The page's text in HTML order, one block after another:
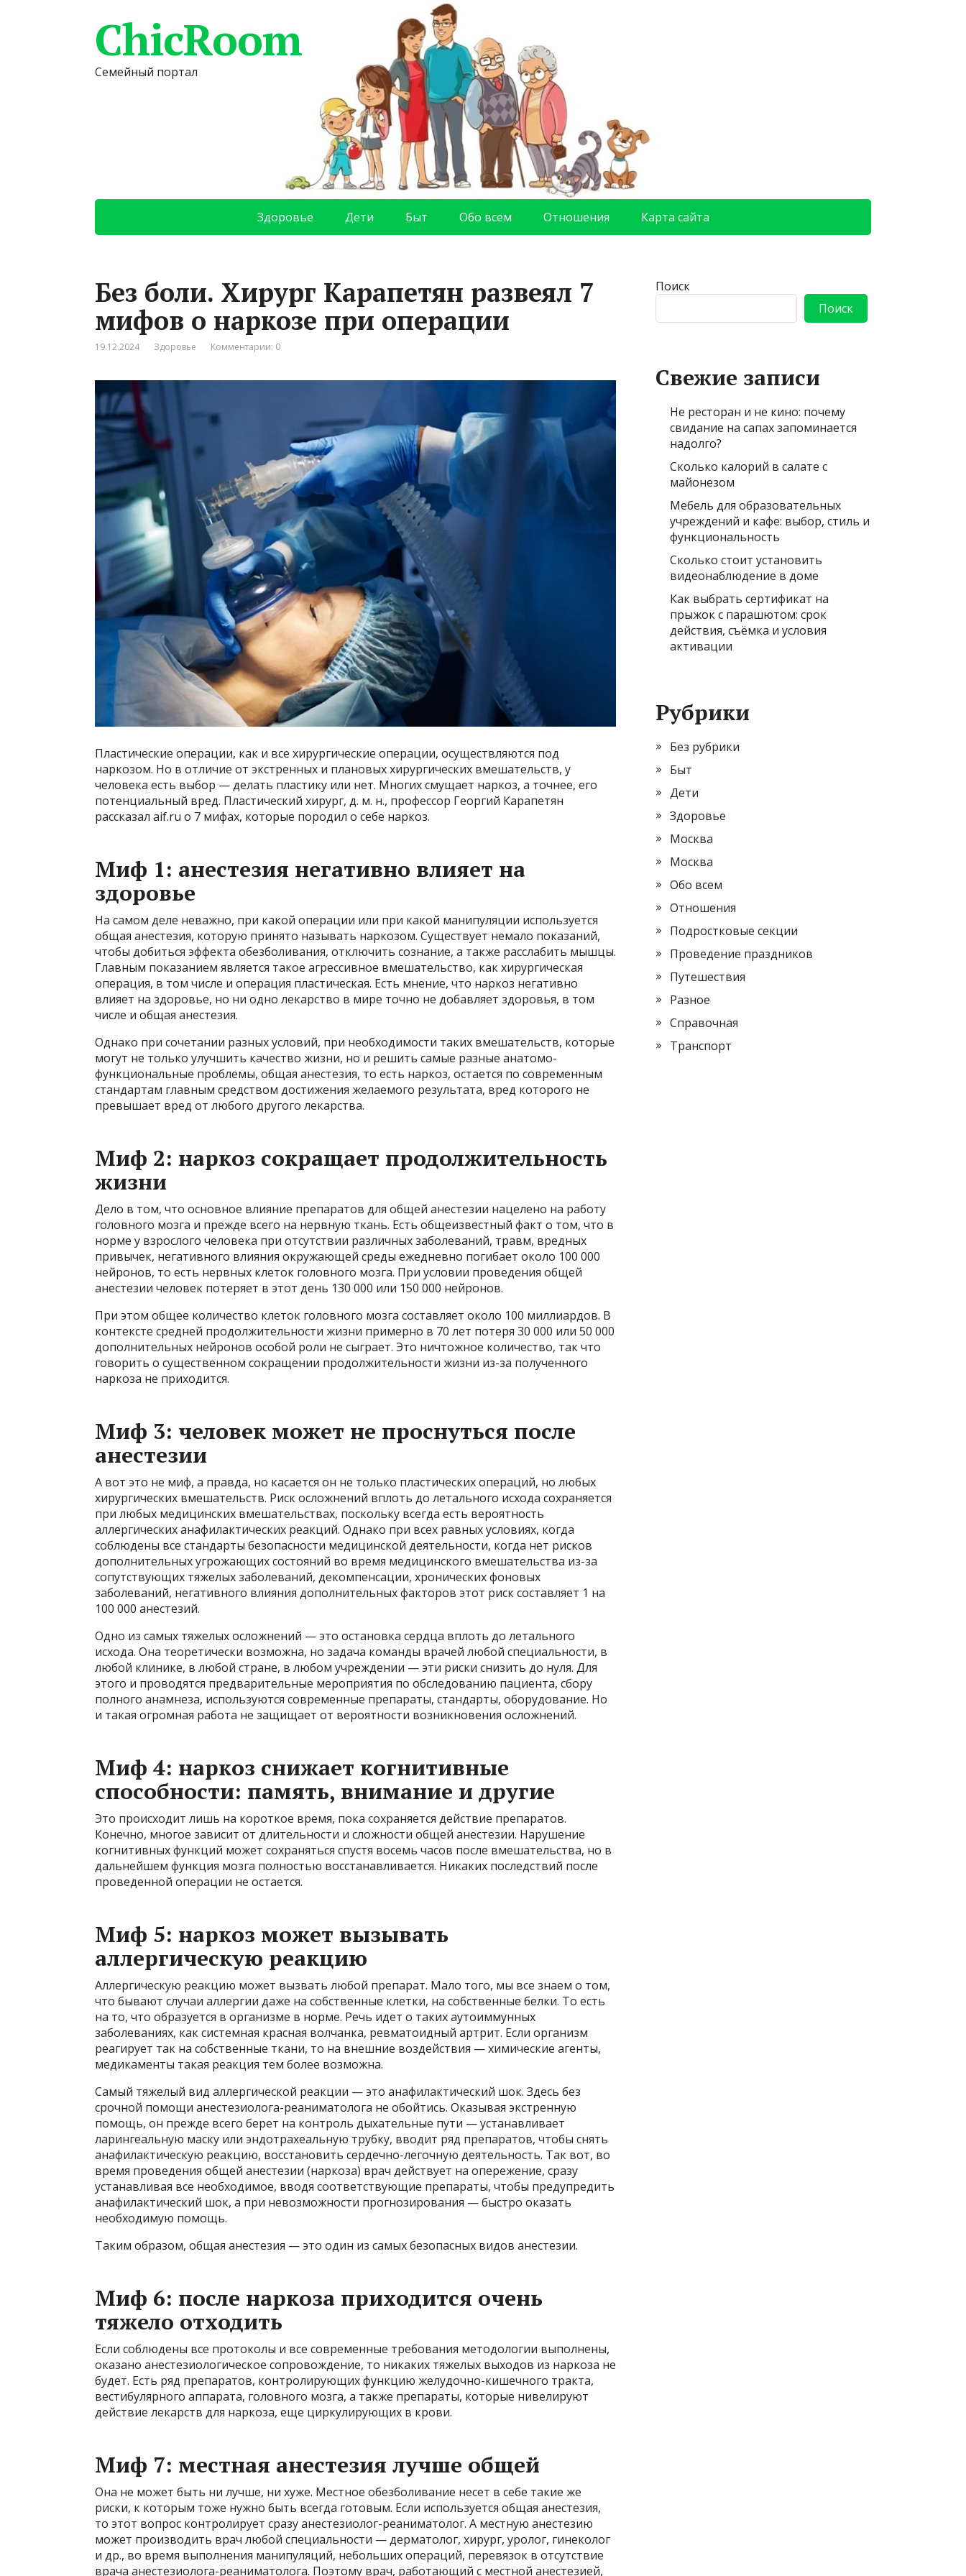
ChicRoom
Семейный портал
Здоровье Дети Быт Обо всем Отношения Карта сайта
Без боли. Хирург Карапетян развеял 7
мифов о наркозе при операции
19.12.2024 Здоровье Комментарии: 0
Пластические операции, как и все хирургические операции, осуществляются под
наркозом. Но в отличие от экстренных и плановых хирургических вмешательств, у
человека есть выбор — делать пластику или нет. Многих смущает наркоз, а точнее, его
потенциальный вред. Пластический хирург, д. м. н., профессор Георгий Карапетян
рассказал aif.ru о 7 мифах, которые породил о себе наркоз.
Миф 1: анестезия негативно влияет на
здоровье
На самом деле неважно, при какой операции или при какой манипуляции используется
общая анестезия, которую принято называть наркозом. Существует немало показаний,
чтобы добиться эффекта обезболивания, отключить сознание, а также расслабить мышцы.
Главным показанием является такое агрессивное вмешательство, как хирургическая
операция, в том числе и операция пластическая. Есть мнение, что наркоз негативно
влияет на здоровье, но ни одно лекарство в мире точно не добавляет здоровья, в том
числе и общая анестезия.
Однако при сочетании разных условий, при необходимости таких вмешательств, которые
могут не только улучшить качество жизни, но и решить самые разные анатомо-
функциональные проблемы, общая анестезия, то есть наркоз, остается по современным
стандартам главным средством достижения желаемого результата, вред которого не
превышает вред от любого другого лекарства.
Миф 2: наркоз сокращает продолжительность
жизни
Дело в том, что основное влияние препаратов для общей анестезии нацелено на работу
головного мозга и прежде всего на нервную ткань. Есть общеизвестный факт о том, что в
норме у взрослого человека при отсутствии различных заболеваний, травм, вредных
привычек, негативного влияния окружающей среды ежедневно погибает около 100 000
нейронов, то есть нервных клеток головного мозга. При условии проведения общей
анестезии человек потеряет в этот день 130 000 или 150 000 нейронов.
При этом общее количество клеток головного мозга составляет около 100 миллиардов. В
контексте средней продолжительности жизни примерно в 70 лет потеря 30 000 или 50 000
дополнительных нейронов особой роли не сыграет. Это ничтожное количество, так что
говорить о существенном сокращении продолжительности жизни из-за полученного
наркоза не приходится.
Миф 3: человек может не проснуться после
анестезии
А вот это не миф, а правда, но касается он не только пластических операций, но любых
хирургических вмешательств. Риск осложнений вплоть до летального исхода сохраняется
при любых медицинских вмешательствах, поскольку всегда есть вероятность
аллергических анафилактических реакций. Однако при всех равных условиях, когда
соблюдены все стандарты безопасности медицинской деятельности, когда нет рисков
дополнительных угрожающих состояний во время медицинского вмешательства из-за
сопутствующих тяжелых заболеваний, декомпенсации, хронических фоновых
заболеваний, негативного влияния дополнительных факторов этот риск составляет 1 на
100 000 анестезий.
Одно из самых тяжелых осложнений — это остановка сердца вплоть до летального
исхода. Она теоретически возможна, но задача команды врачей любой специальности, в
любой клинике, в любой стране, в любом учреждении — эти риски снизить до нуля. Для
этого и проводятся предварительные мероприятия по обследованию пациента, сбору
полного анамнеза, используются современные препараты, стандарты, оборудование. Но
и такая огромная работа не защищает от вероятности возникновения осложнений.
Миф 4: наркоз снижает когнитивные
способности: память, внимание и другие
Это происходит лишь на короткое время, пока сохраняется действие препаратов.
Конечно, многое зависит от длительности и сложности общей анестезии. Нарушение
когнитивных функций может сохраняться спустя восемь часов после вмешательства, но в
дальнейшем функция мозга полностью восстанавливается. Никаких последствий после
проведенной операции не остается.
Миф 5: наркоз может вызывать
аллергическую реакцию
Аллергическую реакцию может вызвать любой препарат. Мало того, мы все знаем о том,
что бывают случаи аллергии даже на собственные клетки, на собственные белки. То есть
на то, что образуется в организме в норме. Речь идет о таких аутоиммунных
заболеваниях, как системная красная волчанка, ревматоидный артрит. Если организм
реагирует так на собственные ткани, то на внешние воздействия — химические агенты,
медикаменты такая реакция тем более возможна.
Самый тяжелый вид аллергической реакции — это анафилактический шок. Здесь без
срочной помощи анестезиолога-реаниматолога не обойтись. Оказывая экстренную
помощь, он прежде всего берет на контроль дыхательные пути — устанавливает
ларингеальную маску или эндотрахеальную трубку, вводит ряд препаратов, чтобы снять
анафилактическую реакцию, восстановить сердечно-легочную деятельность. Так вот, во
время проведения общей анестезии (наркоза) врач действует на опережение, сразу
устанавливая все необходимое, вводя соответствующие препараты, чтобы предупредить
анафилактический шок, а при невозможности прогнозирования — быстро оказать
необходимую помощь.
Таким образом, общая анестезия — это один из самых безопасных видов анестезии.
Миф 6: после наркоза приходится очень
тяжело отходить
Если соблюдены все протоколы и все современные требования методологии выполнены,
оказано анестезиологическое сопровождение, то никаких тяжелых выходов из наркоза не
будет. Есть ряд препаратов, контролирующих функцию желудочно-кишечного тракта,
вестибулярного аппарата, головного мозга, а также препараты, которые нивелируют
действие лекарств для наркоза, еще циркулирующих в крови.
Миф 7: местная анестезия лучше общей
Она не может быть ни лучше, ни хуже. Местное обезболивание несет в себе такие же
риски, к которым тоже нужно быть всегда готовым. Если используется общая анестезия,
то этот вопрос контролирует сразу анестезиолог-реаниматолог. А местную анестезию
может производить врач любой специальности — дерматолог, хирург, уролог, гинеколог
и др., во время выполнения манипуляций, небольших операций, перевязок в отсутствие
врача анестезиолога-реаниматолога. Поэтому врач, работающий с местной анестезией,
Поиск
Поиск
Свежие записи
Не ресторан и не кино: почему
свидание на сапах запоминается
надолго?
Сколько калорий в салате с
майонезом
Мебель для образовательных
учреждений и кафе: выбор, стиль и
функциональность
Сколько стоит установить
видеонаблюдение в доме
Как выбрать сертификат на
прыжок с парашютом: срок
действия, съёмка и условия
активации
Рубрики
Без рубрики
Быт
Дети
Здоровье
Москва
Москва
Обо всем
Отношения
Подростковые секции
Проведение праздников
Путешествия
Разное
Справочная
Транспорт